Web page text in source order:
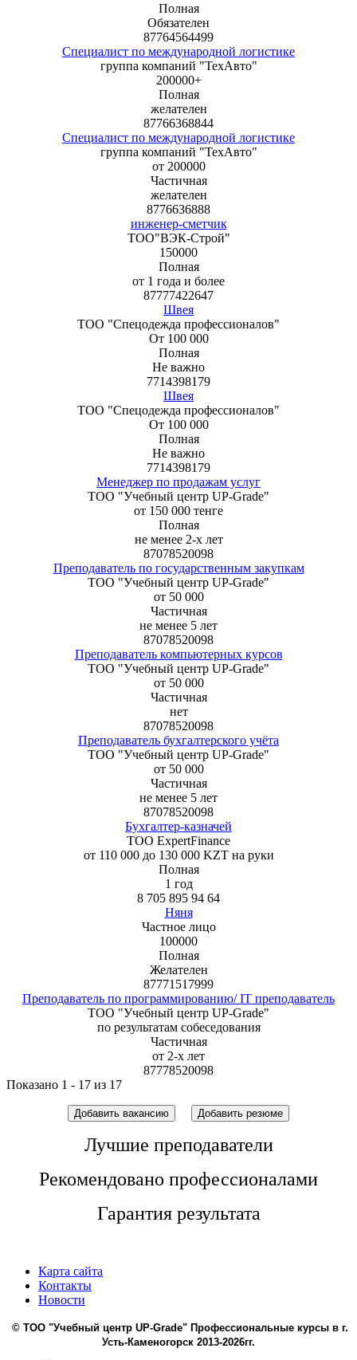
Полная
Обязателен
87764564499
Специалист по международной логистике
группа компаний "ТехАвто"
200000+
Полная
желателен
87766368844
Специалист по международной логистике
группа компаний "ТехАвто"
от 200000
Частичная
желателен
8776636888
инженер-сметчик
ТОО"ВЭК-Строй"
150000
Полная
от 1 года и более
87777422647
Швея
ТОО "Спецодежда профессионалов"
От 100 000
Полная
Не важно
7714398179
Швея
ТОО "Спецодежда профессионалов"
От 100 000
Полная
Не важно
7714398179
Менеджер по продажам услуг
ТОО "Учебный центр UP-Grade"
от 150 000 тенге
Полная
не менее 2-х лет
87078520098
Преподаватель по государственным закупкам
ТОО "Учебный центр UP-Grade"
от 50 000
Частичная
не менее 5 лет
87078520098
Преподаватель компьютерных курсов
ТОО "Учебный центр UP-Grade"
от 50 000
Частичная
нет
87078520098
Преподаватель бухгалтерского учёта
ТОО "Учебный центр UP-Grade"
от 50 000
Частичная
не менее 5 лет
87078520098
Бухгалтер-казначей
ТОО ExpertFinance
от 110 000 до 130 000 KZT на руки
Полная
1 год
8 705 895 94 64
Няня
Частное лицо
100000
Полная
Желателен
87771517999
Преподаватель по программированию/ IT преподаватель
ТОО "Учебный центр UP-Grade"
по результатам собеседования
Частичная
от 2-х лет
87778520098
Показано 1 - 17 из 17
Добавить вакансию Добавить резюме
Лучшие преподаватели
Рекомендовано профессионалами
Гарантия результата
Карта сайта
Контакты
Новости
© ТОО "Учебный центр UP-Grade" Профессиональные курсы в г.
Усть-Каменогорск 2013-2026гг.